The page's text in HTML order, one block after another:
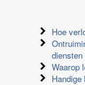
Hoe
diensten
Waarop